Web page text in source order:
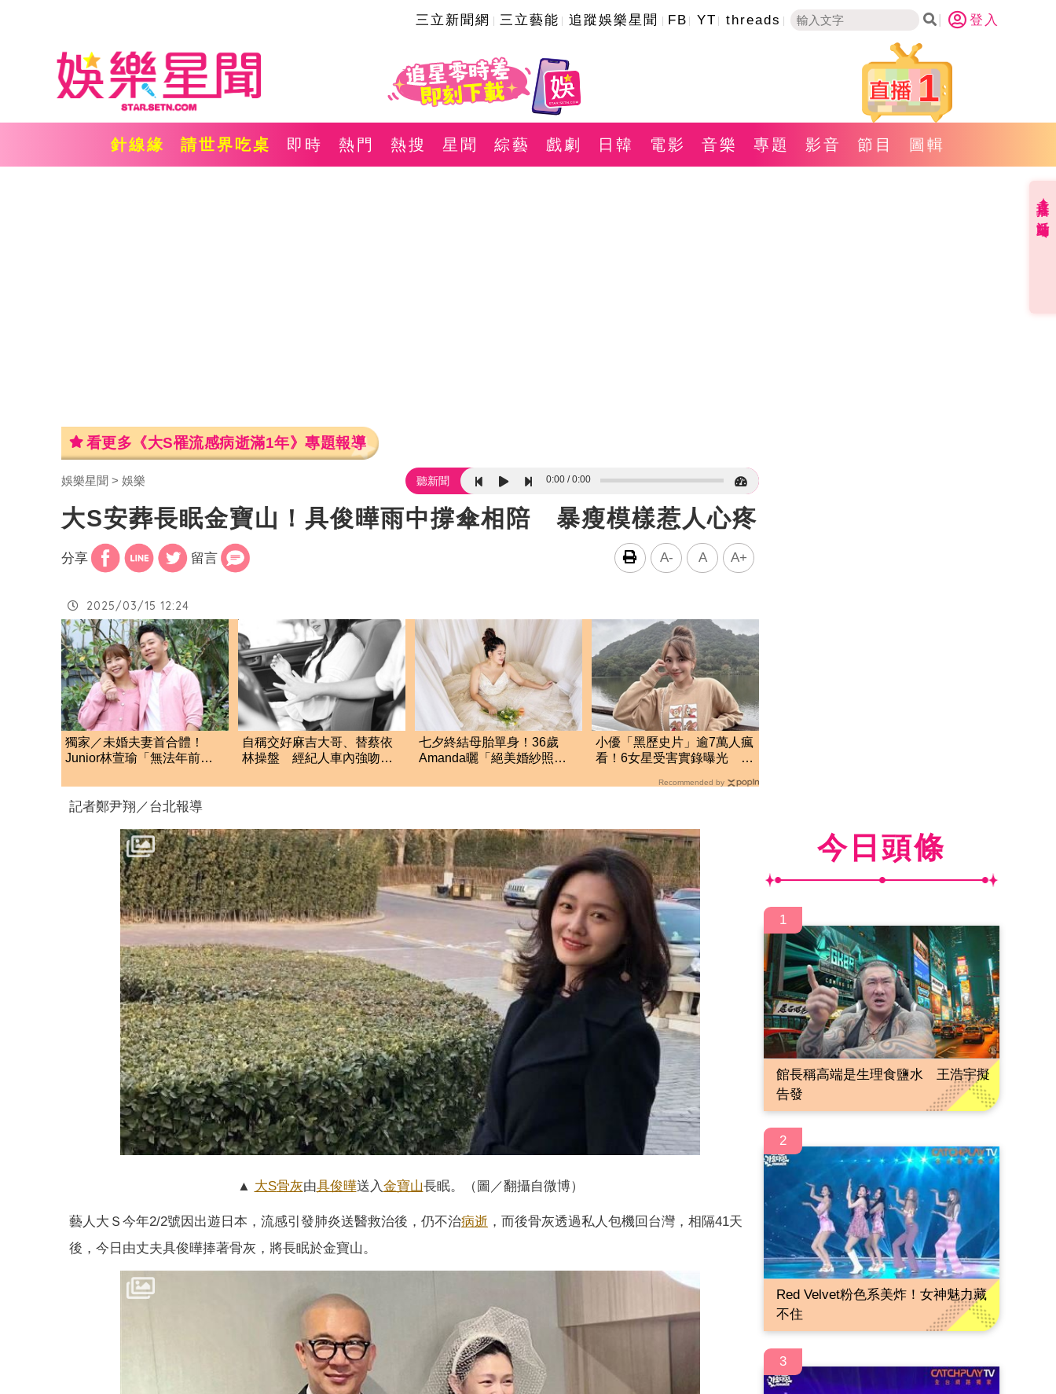
三立新聞網 三立藝能 追蹤娛樂星聞 FB YT threads 登入
1
針線緣 請世界吃桌 即時 熱門 熱搜 星聞 綜藝 戲劇 日韓 電影 音樂 專題 影音 節目 圖輯
看更多《大S罹流感病逝滿1年》專題報導
娛樂星聞 娛樂 聽新聞 0:00 0:00
大S安葬長眠金寶山！具俊曄雨中撐傘相陪 暴瘦模樣惹人心疼
分享 留言 A- A A+
2025/03/15 12:24
獨家／未婚夫妻首合體！
Junior林萱瑜「無法年前登
自稱交好麻吉大哥、替蔡依
林操盤 經紀人車內強吻女
七夕終結母胎單身！36歲
Amanda曬「絕美婚紗照」
小優「黑歷史片」逾7萬人瘋
看！6女星受害實錄曝光 網
Recommended by
記者鄭尹翔／台北報導
▲ 大S骨灰由具俊曄送入金寶山長眠。（圖／翻攝自微博）
藝人大Ｓ今年2/2號因出遊日本，流感引發肺炎送醫救治後，仍不治病逝 ，而後骨灰透過私人包機回台灣，相隔41天
後，今日由丈夫具俊曄捧著骨灰，將長眠於金寶山。
今日頭條
1
館長稱高端是生理食鹽水 王浩宇擬
告發
2
Red Velvet粉色系美炸！女神魅力藏
不住
3
直播✦活動